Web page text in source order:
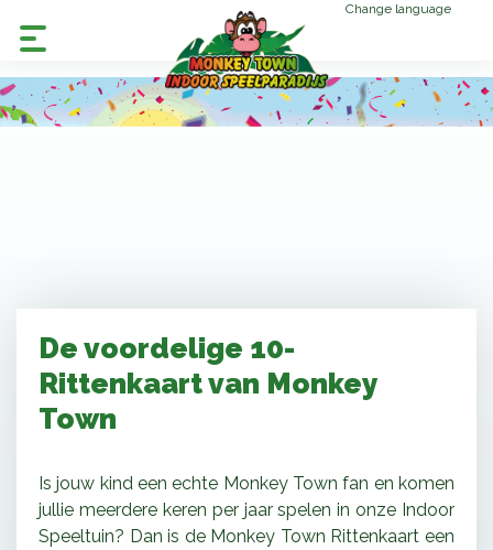
Change language
De voordelige 10-
Rittenkaart van Monkey
Town
Is jouw kind een echte Monkey Town fan en komen
jullie meerdere keren per jaar spelen in onze Indoor
Speeltuin? Dan is de Monkey Town Rittenkaart een